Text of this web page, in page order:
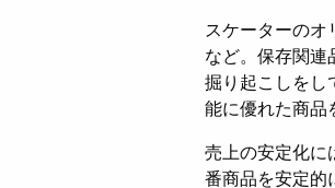
スケーターの
など。保存関連
掘り起こしをし
能に優れた商品
売上の安定化に
番商品を安定的